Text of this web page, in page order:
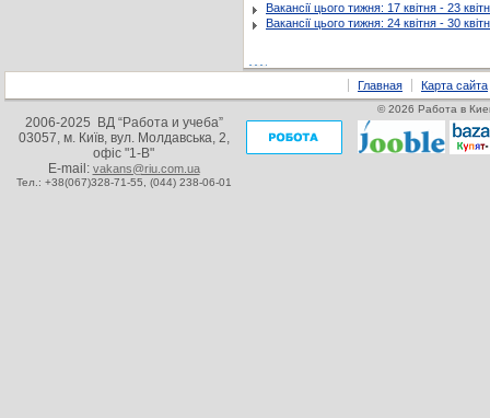
Вакансії цього тижня: 17 квітня - 23
Вакансії цього тижня: 24 квітня - 30
Главная Карта сайта
2006-2025 ВД “Работа и учеба”
03057, м. Київ, вул. Молдавська, 2,
офіс "1-В"
E-mail: vakans@riu.com.ua
Тел.: +38(067)328-71-55, (044) 238-06-01
© 2026 Работа в